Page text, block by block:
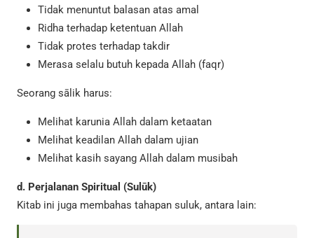
Tidak menuntut balasan atas amal
Ridha terhadap ketentuan Allah
Tidak protes terhadap takdir
Merasa selalu butuh kepada Allah (faqr)
Seorang sālik harus:
Melihat karunia Allah dalam ketaatan
Melihat keadilan Allah dalam ujian
Melihat kasih sayang Allah dalam musibah
d. Perjalanan Spiritual (Sulūk)
Kitab ini juga membahas tahapan suluk, antara lain: